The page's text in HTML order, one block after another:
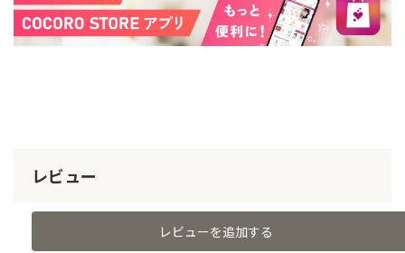
レビュー
レビューを追加する